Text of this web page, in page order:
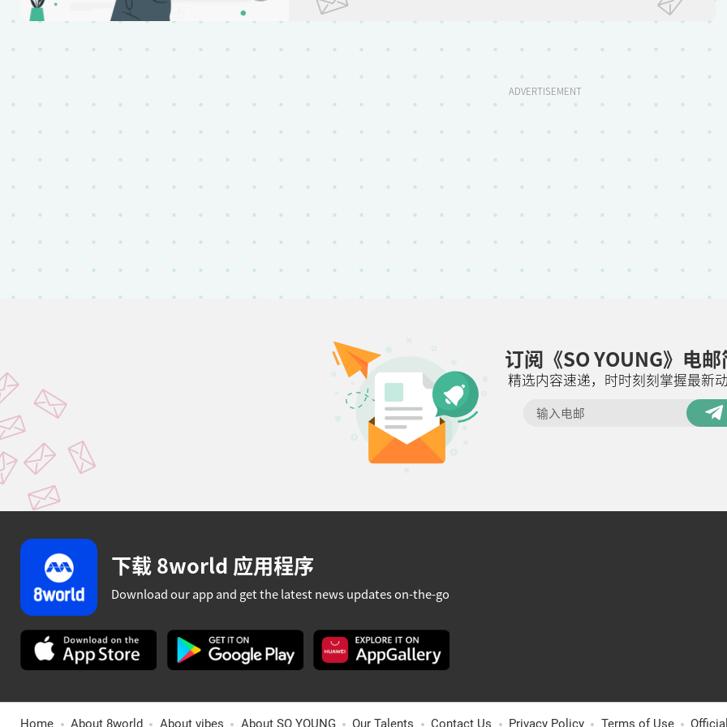
ADVERTISEMENT
订阅《SO YOUNG》电
精选内容速递，时时刻刻掌握最新
下载 8world 应用程序
Download our app and get the latest news updates on-the-go
Home About 8world About vibes About SO YOUNG Our Talents Contact Us Privacy Policy Terms of Use